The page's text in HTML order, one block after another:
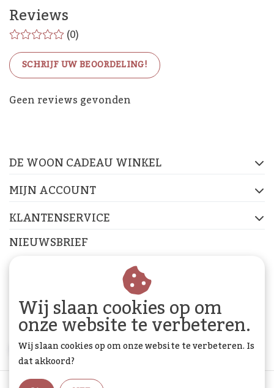
Reviews
(0)
SCHRIJF UW BEOORDELING!
Geen reviews gevonden
De Woon Cadeau Winkel
DE WOON CADEAU WINKEL
MIJN ACCOUNT
KLANTENSERVICE
NIEUWSBRIEF
Abonneer je op onze nieuwsbrief om op de hoogte te
ABONNEER
Wij slaan cookies op om
onze website te verbeteren.
Wij slaan cookies op om onze website te verbeteren. Is
dat akkoord?